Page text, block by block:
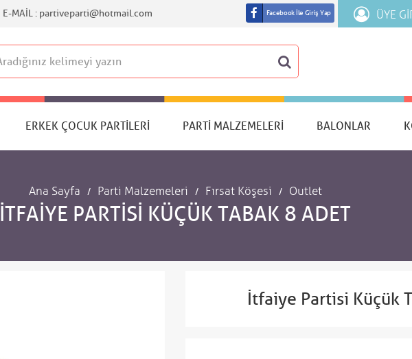
E-MAIL : partiveparti@hotmail.com ÜYE
Facebook İle Giriş Yap
ERKEK ÇOCUK PARTILERI PARTI MALZEMELERI BALONLAR
Ana Sayfa Parti Malzemeleri Fırsat Köşesi Outlet
İTFAIYE PARTISI KÜÇÜK TABAK 8 ADET
İtfaiye Partisi Küçük